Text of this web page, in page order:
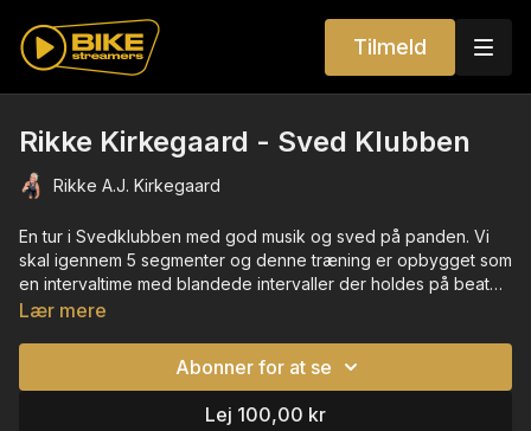
Tilmeld
Rikke Kirkegaard - Sved Klubben
Rikke A.J. Kirkegaard
En tur i Svedklubben med god musik og sved på panden. Vi
skal igennem 5 segmenter og denne træning er opbygget som
en intervaltime med blandede intervaller der holdes på beatet,
men også en del med fart, så lad os komme derudad og få
Lær mere
Abonner for at se
Lej 100,00 kr